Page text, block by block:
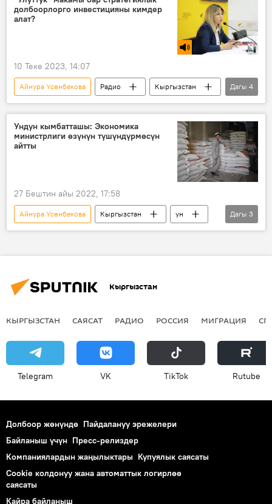
долбоорлорго инвестицияны кимдер
алат?
10 Теке 2023, 14:07
Айнура Үсөнбекова Радио
Кыргызстан
Экономика
инвестициялар
долбоор
стратегия
Дагы 4
Ундун кымбатташы: Экономика
министрлиги өзүнүн түшүндүрмөсүн
айтты
27 Бештин айы 2022, 17:58
Айнура Үсөнбекова Кыргызстан
ун
кымбаттоо
комментарий
Дагы 3
Кыргызстан
КЫРГЫЗСТАН САЯСАТ РАДИО РОССИЯ МИГРАЦИЯ
Telegram VK ТikТоk Rutube
Долбоор жөнүндө Пайдалануу эрежелери
Байланыш үчүн Пресс-релиздер
Компаниялардын жаңылыктары Купуялык саясаты
Cookie колдонуу жана автоматтык логирлөө
саясаты
Кайра байланыш